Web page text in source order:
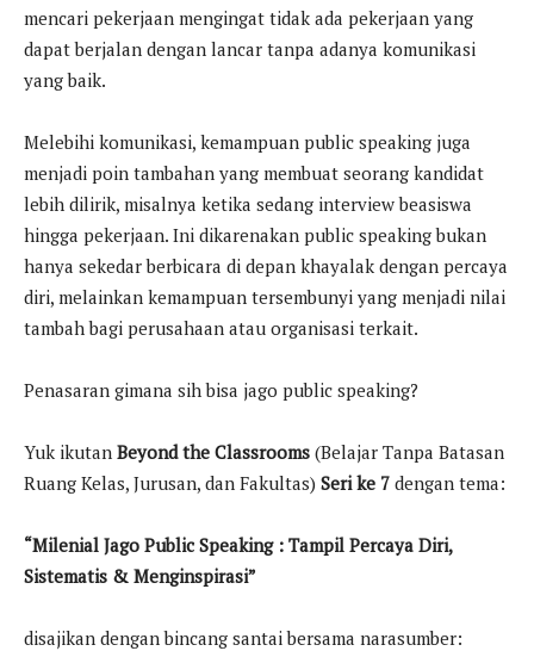
mencari pekerjaan mengingat tidak ada pekerjaan yang
dapat berjalan dengan lancar tanpa adanya komunikasi
yang baik.
Melebihi komunikasi, kemampuan public speaking juga
menjadi poin tambahan yang membuat seorang kandidat
lebih dilirik, misalnya ketika sedang interview beasiswa
hingga pekerjaan. Ini dikarenakan public speaking bukan
hanya sekedar berbicara di depan khayalak dengan percaya
diri, melainkan kemampuan tersembunyi yang menjadi nilai
tambah bagi perusahaan atau organisasi terkait.
Penasaran gimana sih bisa jago public speaking?
Yuk ikutan Beyond the Classrooms (Belajar Tanpa Batasan
Ruang Kelas, Jurusan, dan Fakultas) Seri ke 7 dengan tema:
“Milenial Jago Public Speaking : Tampil Percaya Diri,
Sistematis & Menginspirasi”
disajikan dengan bincang santai bersama narasumber: